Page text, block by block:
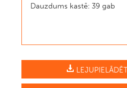
Dauzdums kastē: 39 gab